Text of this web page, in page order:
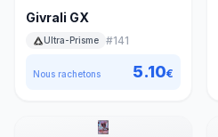
Givrali GX
Ultra-Prisme #141
Nous rachetons 5.10€